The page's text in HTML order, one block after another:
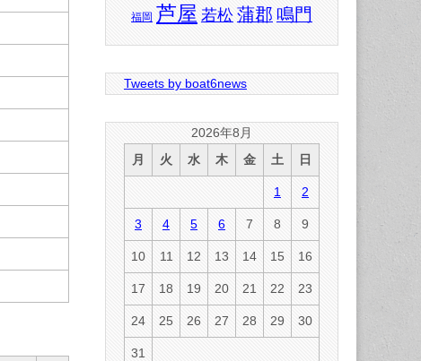
福岡 芦屋 若松 蒲郡 鳴門
Tweets by boat6news
2026年8月
月
火 水 木 金 土 日
1 2
3 4 5 6 7 8 9
10 11 12 13 14 15 16
17 18 19 20 21 22 23
24 25 26 27 28 29 30
31